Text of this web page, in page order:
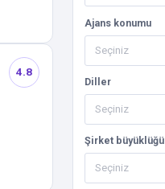
4.8
Ajans konumu
Diller
Şirket büyüklüğü